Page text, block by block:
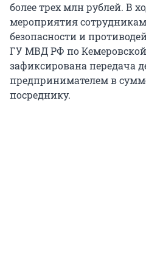
более трех млн рублей. В
мероприятия
безопасности и
ГУ МВД РФ по
зафиксирована передача
предпринимателем в
посреднику.